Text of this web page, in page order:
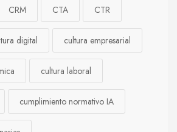
CRM CTA CTR
digital cultura empresarial
cultura laboral
cumplimiento normativo IA